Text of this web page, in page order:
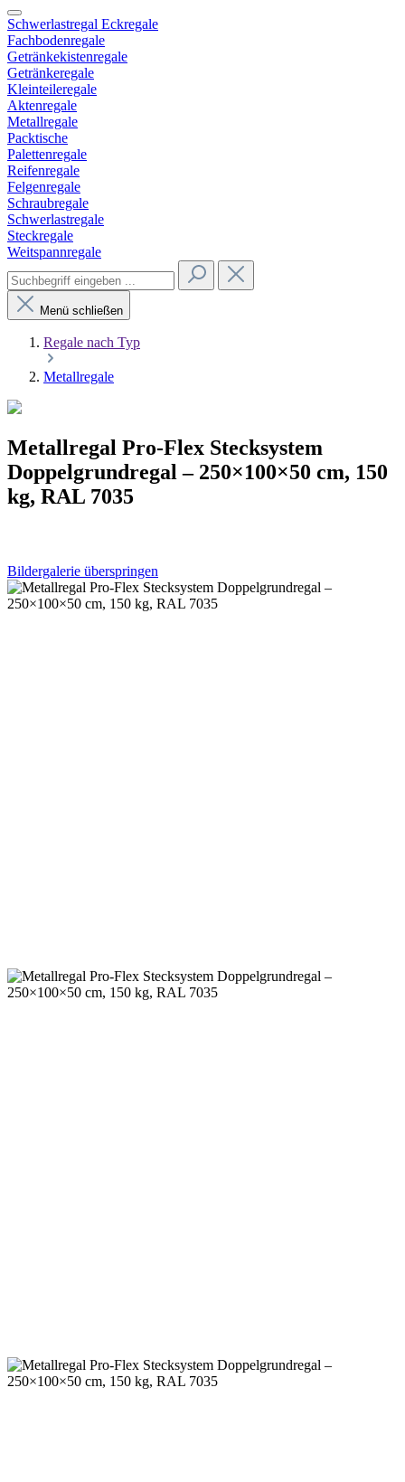
Schwerlastregal Eckregale
Fachbodenregale
Getränkekistenregale
Getränkeregale
Kleinteileregale
Aktenregale
Metallregale
Packtische
Palettenregale
Reifenregale
Felgenregale
Schraubregale
Schwerlastregale
Steckregale
Weitspannregale
Menü schließen
Regale nach Typ
Metallregale
Metallregal Pro-Flex Stecksystem
Doppelgrundregal – 250×100×50 cm, 150
kg, RAL 7035
Bildergalerie überspringen